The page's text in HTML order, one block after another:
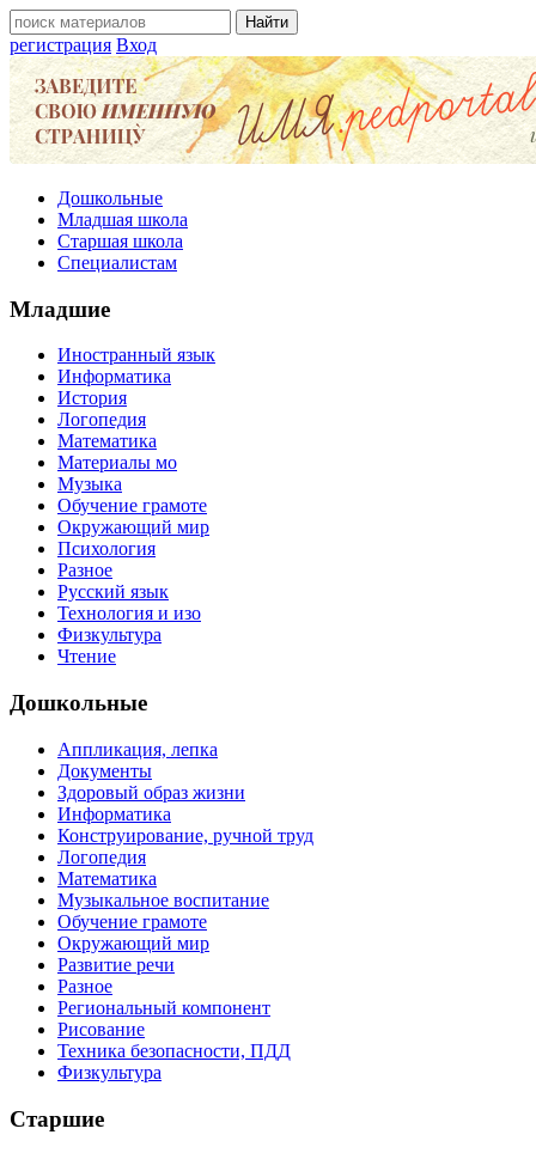
регистрация Вход
Дошкольные
Младшая школа
Старшая школа
Специалистам
Младшие
Иностранный язык
Информатика
История
Логопедия
Математика
Материалы мо
Музыка
Обучение грамоте
Окружающий мир
Психология
Разное
Русский язык
Технология и изо
Физкультура
Чтение
Дошкольные
Аппликация, лепка
Документы
Здоровый образ жизни
Информатика
Конструирование, ручной труд
Логопедия
Математика
Музыкальное воспитание
Обучение грамоте
Окружающий мир
Развитие речи
Разное
Региональный компонент
Рисование
Техника безопасности, ПДД
Физкультура
Старшие